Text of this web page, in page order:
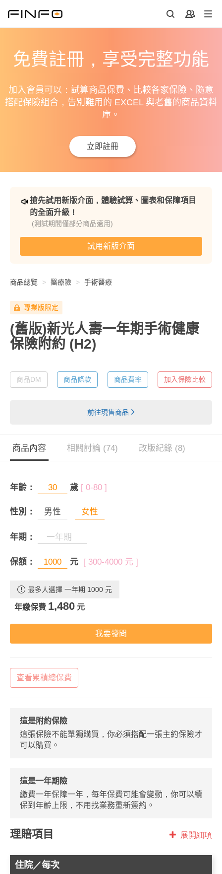
免費註冊，享受完整功能
加入會員可以：試算商品保費、比較各家保險、隨意
搭配保險組合，告別難用的 EXCEL 與老舊的商品資料
庫。
立即註冊
搶先試用新版介面，體驗試算、圖表和保障項目
的全面升級！
(測試期間僅部分商品適用)
試用新版介面
商品總覽 醫療險 手術醫療
專業版限定
(舊版)新光人壽一年期手術健康
保險附約 (H2)
商品DM 商品條款 商品費率 加入保險比較
前往現售商品
商品內容 相關討論 (74) 改版紀錄 (8)
年齡： 歲 [ 0-80 ]
性別： 男性 女性
年期：
保額： 元 [ 300-4000 元 ]
最多人選擇 一年期 1000 元
年繳保費 1,480 元
我要發問
查看累積總保費
這是附約保險
這張保險不能單獨購買，你必須搭配一張主約保險才
可以購買。
這是一年期險
繳費一年保障一年，每年保費可能會變動，你可以續
保到年齡上限，不用找業務重新簽約。
理賠項目 展開細項
住院／每次